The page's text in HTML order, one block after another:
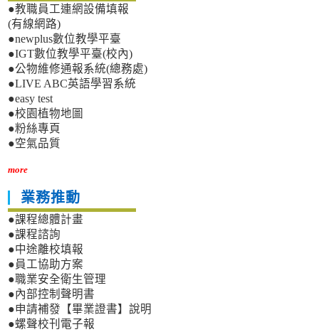
●教職員工連網設備填報
(有線網路)
●newplus數位教學平臺
●IGT數位教學平臺(校內)
●公物維修通報系統(總務處)
●LIVE ABC英語學習系統
●easy test
●校園植物地圖
●粉絲專頁
●空氣品質
more
業務推動
●課程總體計畫
●課程諮詢
●中途離校填報
●員工協助方案
●職業安全衛生管理
●內部控制聲明書
●申請補發【畢業證書】說明
●螺聲校刊電子報